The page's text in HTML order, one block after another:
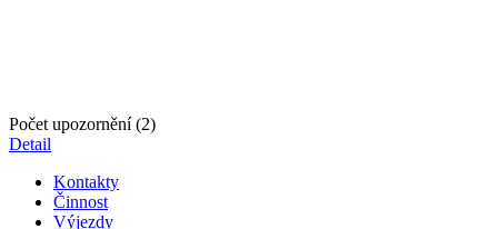
Počet upozornění (2)
Detail
Kontakty
Činnost
Výjezdy